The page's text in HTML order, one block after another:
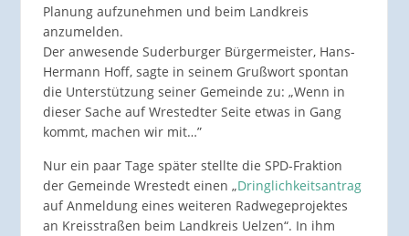
Planung aufzunehmen und beim Landkreis
anzumelden.
Der anwesende Suderburger Bürgermeister, Hans-
Hermann Hoff, sagte in seinem Grußwort spontan
die Unterstützung seiner Gemeinde zu: „Wenn in
dieser Sache auf Wrestedter Seite etwas in Gang
kommt, machen wir mit…”
Nur ein paar Tage später stellte die SPD-Fraktion
der Gemeinde Wrestedt einen „Dringlichkeitsantrag
auf Anmeldung eines weiteren Radwegeprojektes
an Kreisstraßen beim Landkreis Uelzen“. In ihm